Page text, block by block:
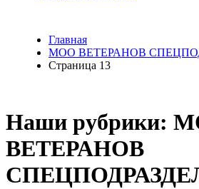
Главная
МОО ВЕТЕРАНОВ
Страница 13
Наши рубрики:
ВЕТЕРАНОВ